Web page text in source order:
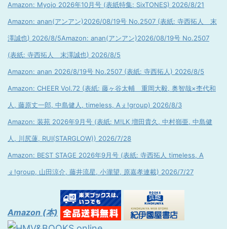
Amazon: Myojo 2026年10月号 (表紙特集: SixTONES) 2026/8/21
Amazon: anan(アンアン)2026/08/19号 No.2507 (表紙: 寺西拓人 末
澤誠也) 2026/8/5Amazon: anan(アンアン)2026/08/19号 No.2507
(表紙: 寺西拓人 末澤誠也) 2026/8/5
Amazon: anan 2026/8/19号 No.2507 (表紙: 寺西拓人) 2026/8/5
Amazon: CHEER Vol.72 (表紙: 藤ヶ谷太輔 重岡大毅, 奥智哉×杢代和
人, 藤原丈一郎, 中島健人, timeless, Aぇ!group) 2026/8/3
Amazon: 装苑 2026年9月号 (表紙: M!LK 増田貴久, 中村嶺亜, 中島健
人, 川尻蓮, RUI(STARGLOW)) 2026/7/28
Amazon: BEST STAGE 2026年9月号 (表紙: 寺西拓人 timeless, A
ぇ!group, 山田涼介, 藤井流星, 小瀧望, 原嘉孝連載) 2026/7/27
Amazon (本)